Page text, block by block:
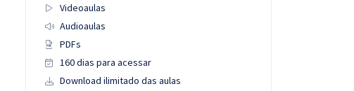
Videoaulas
Audioaulas
PDFs
160 dias para acessar
Download ilimitado das aulas